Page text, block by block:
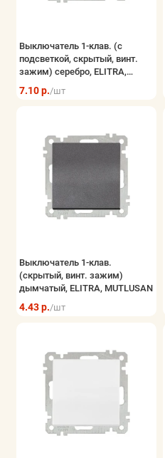
Выключатель 1-клав. (с
подсветкой, скрытый, винт.
зажим) серебро, ELITRA,
MUTLUSAN
7.10 р./шт
Выключатель 1-клав.
(скрытый, винт. зажим)
дымчатый, ELITRA, MUTLUSAN
4.43 р./шт